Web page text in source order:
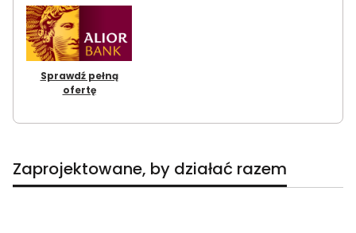
Sprawdź pełną
ofertę
Zaprojektowane, by działać razem